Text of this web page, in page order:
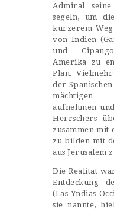
FOTOS
Admiral
segeln, um
kürzerem
von Indien
und
Amerika zu
Plan.
der
mächtigen
aufnehmen
Herrschers
zusammen mit
zu bilden mit
aus Jerusalem
Die Realität
Entdeckung
(Las Yndias
sie nannte,